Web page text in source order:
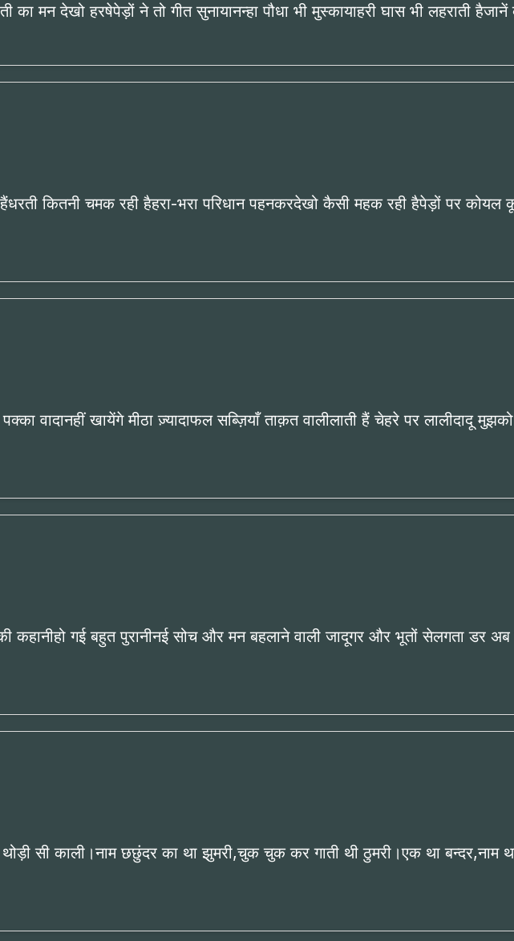
का मन देखो हरषेपेड़ों ने तो गीत सुनायानन्हा पौधा भी मुस्कायाहरी घास भी लहराती
कितनी चमक रही हैहरा-भरा परिधान पहनकरदेखो कैसी महक रही हैपेड़ों पर कोयल
वादानहीं खायेंगे मीठा ज़्यादाफल सब्ज़ियाँ ताक़त वालीलाती हैं चेहरे पर लालीदादू
कहानीहो गई बहुत पुरानीनई सोच और मन बहलाने वाली जादूगर और भूतों सेलगता डर
सी काली।नाम छछुंदर का था झुमरी,चुक चुक कर गाती थी ठुमरी।एक था बन्दर,नाम